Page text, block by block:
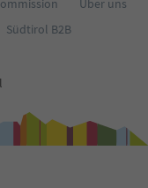
Über uns
Südtirol B2B